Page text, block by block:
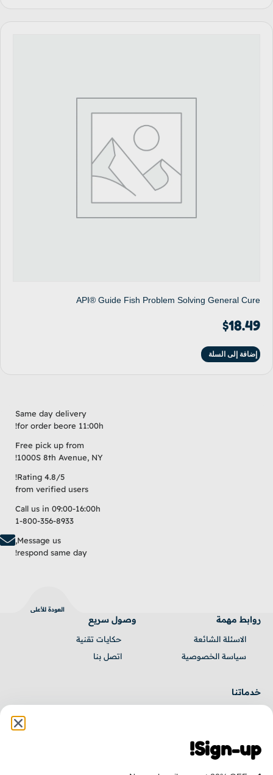
API® Guide Fish Problem Solving General Cure
$18.49
إضافة إلى السلة
Same day delivery
for order beore 11:00h!
Free pick up from
1000S 8th Avenue, NY!
Rating 4.8/5!
from verified users
Call us in 09:00-16:00h
1-800-356-8933
Message us,
respond same day!
العودة للأعلى
روابط مهمة
الاسئلة الشائعة
سياسة الخصوصية
وصول سريع
حكايـات تقنية
اتصل بنا
خدماتنا
إدارة مشاريع
جميع الخدمات
Sign-up!